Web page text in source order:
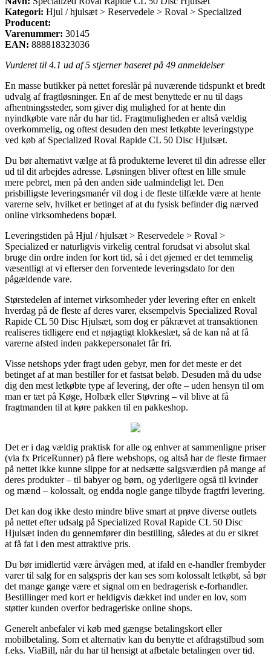
Kategori: Hjul / hjulsæt > Reservedele > Roval > Specialized
Producent:
Varenummer: 30145
EAN: 888818323036
Vurderet til 4.1 ud af 5 stjerner baseret på 49 anmeldelser
En masse butikker på nettet foreslår på nuværende tidspunkt et bredt
udvalg af fragtløsninger. En af de mest benyttede er nu til dags
afhentningssteder, som giver dig mulighed for at hente din
nyindkøbte vare når du har tid. Fragtmuligheden er altså vældig
overkommelig, og oftest desuden den mest letkøbte leveringstype
ved køb af Specialized Roval Rapide CL 50 Disc Hjulsæt.
Du bør alternativt vælge at få produkterne leveret til din adresse eller
ud til dit arbejdes adresse. Løsningen bliver oftest en lille smule
mere pebret, men på den anden side ualmindeligt let. Den
prisbilligste leveringsmanér vil dog i de fleste tilfælde være at hente
varerne selv, hvilket er betinget af at du fysisk befinder dig nærved
online virksomhedens bopæl.
Leveringstiden på Hjul / hjulsæt > Reservedele > Roval >
Specialized er naturligvis virkelig central forudsat vi absolut skal
bruge din ordre inden for kort tid, så i det øjemed er det temmelig
væsentligt at vi efterser den forventede leveringsdato for den
pågældende vare.
Størstedelen af internet virksomheder yder levering efter en enkelt
hverdag på de fleste af deres varer, eksempelvis Specialized Roval
Rapide CL 50 Disc Hjulsæt, som dog er påkrævet at transaktionen
realiseres tidligere end et nøjagtigt klokkeslæt, så de kan nå at få
varerne afsted inden pakkepersonalet får fri.
Visse netshops yder fragt uden gebyr, men for det meste er det
betinget af at man bestiller for et fastsat beløb. Desuden må du udse
dig den mest letkøbte type af levering, der ofte – uden hensyn til om
man er tæt på Køge, Holbæk eller Støvring – vil blive at få
fragtmanden til at køre pakken til en pakkeshop.
Det er i dag vældig praktisk for alle og enhver at sammenligne priser
(via fx PriceRunner) på flere webshops, og altså har de fleste firmaer
på nettet ikke kunne slippe for at nedsætte salgsværdien på mange af
deres produkter – til babyer og børn, og yderligere også til kvinder
og mænd – kolossalt, og endda nogle gange tilbyde fragtfri levering.
Det kan dog ikke desto mindre blive smart at prøve diverse outlets
på nettet efter udsalg på Specialized Roval Rapide CL 50 Disc
Hjulsæt inden du gennemfører din bestilling, således at du er sikret
at få fat i den mest attraktive pris.
Du bør imidlertid være årvågen med, at ifald en e-handler frembyder
varer til salg for en salgspris der kan ses som kolossalt letkøbt, så bør
det mange gange være et signal om en bedragerisk e-forhandler.
Bestillinger med kort er heldigvis dækket ind under en lov, som
støtter kunden overfor bedrageriske online shops.
Generelt anbefaler vi køb med gængse betalingskort eller
mobilbetaling. Som et alternativ kan du benytte et afdragstilbud som
f.eks. ViaBill, når du har til hensigt at afbetale betalingen over tid.